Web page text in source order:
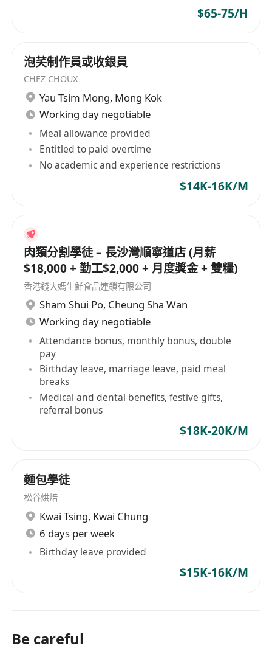
$65-75/H
泡芺制作員或收銀員
CHEZ CHOUX
Yau Tsim Mong, Mong Kok
Working day negotiable
Meal allowance provided
Entitled to paid overtime
No academic and experience restrictions
$14K-16K/M
肉類分割學徒 – 長沙灣順寧道店 (月薪
$18,000 + 勤工$2,000 + 月度獎金 + 雙糧)
香港錢大媽生鮮食品連鎖有限公司
Sham Shui Po, Cheung Sha Wan
Working day negotiable
Attendance bonus, monthly bonus, double
pay
Birthday leave, marriage leave, paid meal
breaks
Medical and dental benefits, festive gifts,
referral bonus
$18K-20K/M
麵包學徒
松谷烘焙
Kwai Tsing, Kwai Chung
6 days per week
Birthday leave provided
$15K-16K/M
Be careful